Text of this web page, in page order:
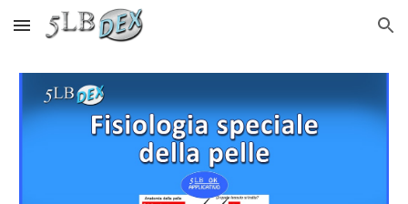
Skip to main content Skip to navigation